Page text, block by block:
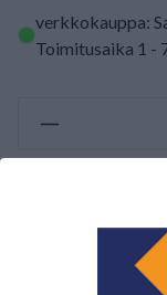
verkkokauppa:
Toimitusaika 1 -
ARVOSTELUJEN